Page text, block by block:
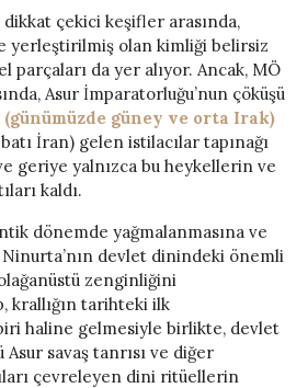
çekici keşifler arasında,
yerleştirilmiş olan kimliği belirsiz
parçaları da yer alıyor. Ancak, MÖ
Asur İmparatorluğu’nun çöküşü
(günümüzde güney ve orta Irak)
İran) gelen istilacılar tapınağı
geriye yalnızca bu heykellerin ve
kaldı.
dönemde yağmalanmasına ve
Ninurta’nın devlet dinindeki önemli
zenginliğini
krallığın tarihteki ilk
haline gelmesiyle birlikte, devlet
savaş tanrısı ve diğer
çevreleyen dini ritüellerin